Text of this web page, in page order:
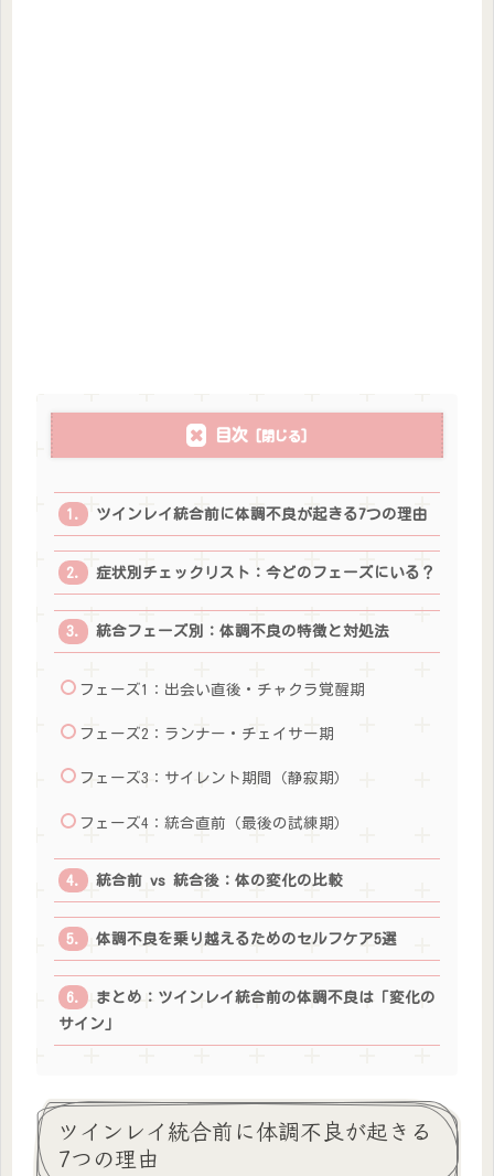
目次
ツインレイ統合前に体調不良が起きる7つの理由
症状別チェックリスト：今どのフェーズにいる？
統合フェーズ別：体調不良の特徴と対処法
フェーズ1：出会い直後・チャクラ覚醒期
フェーズ2：ランナー・チェイサー期
フェーズ3：サイレント期間（静寂期）
フェーズ4：統合直前（最後の試練期）
統合前 vs 統合後：体の変化の比較
体調不良を乗り越えるためのセルフケア5選
まとめ：ツインレイ統合前の体調不良は「変化の
サイン」
ツインレイ統合前に体調不良が起きる
7つの理由